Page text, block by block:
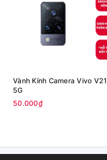
Vành Kính Camera Vivo V21
5G
50.000₫